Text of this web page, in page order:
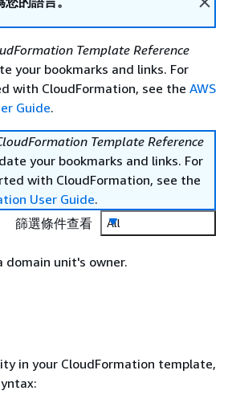
Template Reference
your bookmarks and links. For
with CloudFormation, see the AWS
Guide.
Template Reference
your bookmarks and links. For
with CloudFormation, see the
User Guide.
篩選條件查看
All
unit's owner.
in your CloudFormation template,